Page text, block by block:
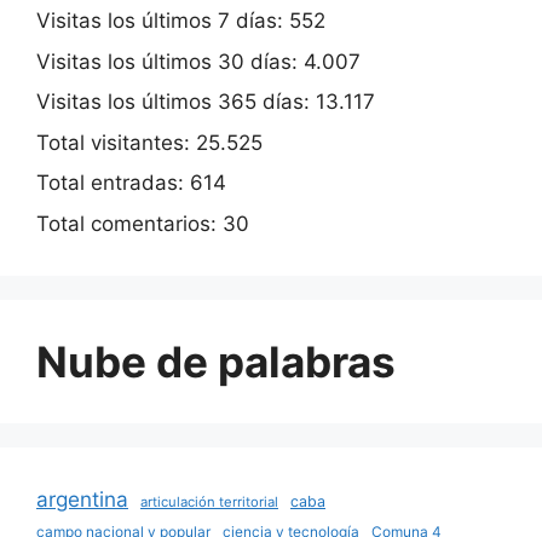
Visitas los últimos 7 días: 552
Visitas los últimos 30 días: 4.007
Visitas los últimos 365 días: 13.117
Total visitantes: 25.525
Total entradas: 614
Total comentarios: 30
Nube de palabras
argentina articulación territorial
caba
campo nacional y popular
ciencia y tecnología Comuna 4